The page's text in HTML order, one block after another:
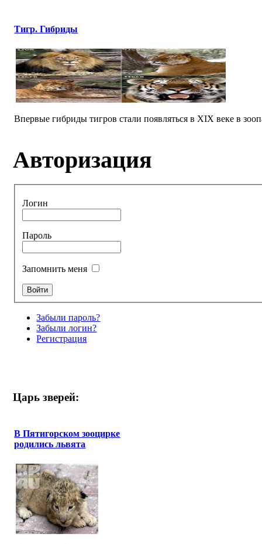
Тигр. Гибриды
Впервые гибриды тигров стали появляться в XIX веке в
Авторизация
Логин
Пароль
Запомнить меня
Забыли пароль?
Забыли логин?
Регистрация
Царь зверей:
В Пятигорском зооцирке
родились львята